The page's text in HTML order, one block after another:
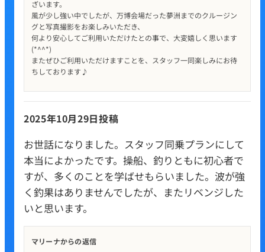
ざいます。
風が少し強い中でしたが、万博会場だった夢洲までのクルージン
グと写真撮影をお楽しみいただき、
何より安心してご利用いただけたとの事で、大変嬉しく思います
(*^^*)
またぜひご利用いただけますことを、スタッフ一同楽しみにお待
ちしております♪
2025年10月29日投稿
お世話になりました。スタッフ同乗プランにして
本当によかったです。操船、釣りともに初心者で
すが、多くのことを学ばせもらいました。波が強
く釣果はありませんでしたが、またリベンジした
いと思います。
マリーナからの返信